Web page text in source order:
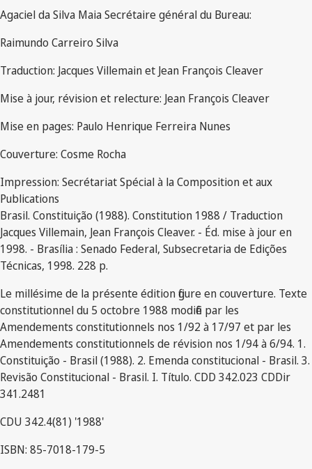
Agaciel da Silva Maia Secrétaire général du Bureau:
Raimundo Carreiro Silva
Traduction: Jacques Villemain et Jean François Cleaver
Mise à jour, révision et relecture: Jean François Cleaver
Mise en pages: Paulo Henrique Ferreira Nunes
Couverture: Cosme Rocha
Impression: Secrétariat Spécial à la Composition et aux
Publications
Brasil. Constituição (1988). Constitution 1988 / Traduction
Jacques Villemain, Jean François Cleaver. - Éd. mise à jour en
1998. - Brasília : Senado Federal, Subsecretaria de Edições
Técnicas, 1998. 228 p.
Le millésime de la présente édition figure en couverture. Texte
constitutionnel du 5 octobre 1988 modifié par les
Amendements constitutionnels nos 1/92 à 17/97 et par les
Amendements constitutionnels de révision nos 1/94 à 6/94. 1.
Constituição - Brasil (1988). 2. Emenda constitucional - Brasil. 3.
Revisão Constitucional - Brasil. I. Título. CDD 342.023 CDDir
341.2481
CDU 342.4(81) '1988'
ISBN: 85-7018-179-5